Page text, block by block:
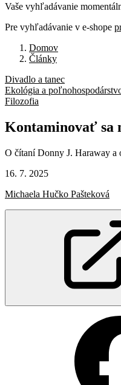
Vaše vyhľadávanie
Pre vyhľadávanie v e-shope
Domov
Články
Divadlo a tanec
Ekológia a
Filozofia
Kontaminovať sa
O čítaní Donny J. Haraway a
16. 7. 2025
Michaela Hučko Pašteková